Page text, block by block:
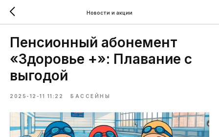
Новости и акции
Пенсионный абонемент
«Здоровье +»: Плавание с
выгодой
2025-12-11 11:22 БАССЕЙНЫ